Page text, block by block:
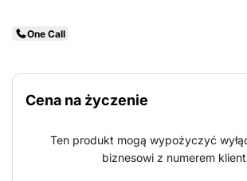
One Call
Cena na życzenie
Ten produkt mogą wypożyczyć
biznesowi z numerem